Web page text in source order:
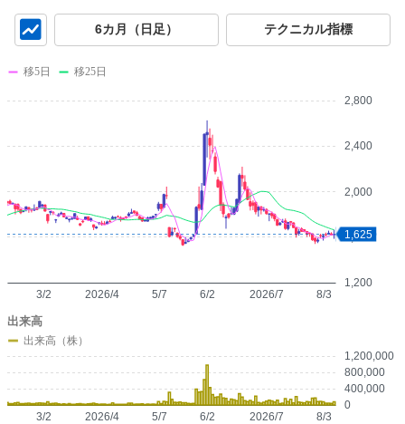
6カ月（日足） テクニカル指標
1,200
1,600
2,000
2,400
2,800
2026/4 2026/7
3/2 5/7 6/2 8/3
1,625
移5日 移25日
0
400,000
800,000
1,200,000
2026/4 2026/7
3/2 5/7 6/2 8/3
出来高
出来高（株）